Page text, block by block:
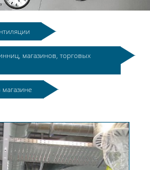
магазинов, торговых